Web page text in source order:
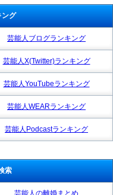
ング
芸能人ブログランキング
芸能人X(Twitter)ランキング
芸能人YouTubeランキング
芸能人WEARランキング
芸能人Podcastランキング
索
芸能人の離婚まとめ